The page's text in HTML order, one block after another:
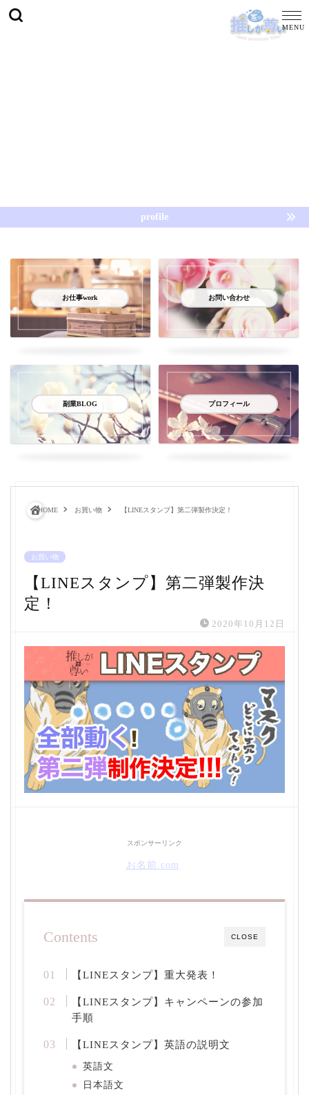
profile
お仕事work お問い合わせ
副業BLOG プロフィール
HOME お買い物 【LINEスタンプ】第二弾製作決定！
お買い物
【LINEスタンプ】第二弾製作決
定！
2020年10月12日
スポンサーリンク
お名前.com
CLOSE
Contents
【LINEスタンプ】重大発表！
【LINEスタンプ】キャンペーンの参加
手順
【LINEスタンプ】英語の説明文
英語文
日本語文